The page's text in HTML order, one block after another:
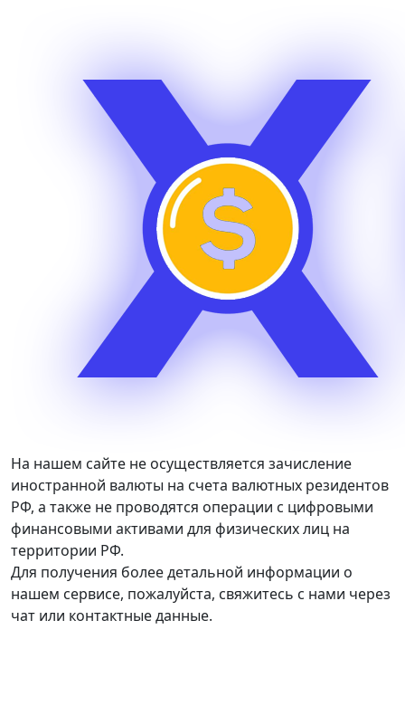
На нашем сайте не осуществляется зачисление
иностранной валюты на счета валютных резидентов
РФ, а также не проводятся операции с цифровыми
финансовыми активами для физических лиц на
территории РФ.
Для получения более детальной информации о
нашем сервисе, пожалуйста, свяжитесь с нами через
чат или контактные данные.